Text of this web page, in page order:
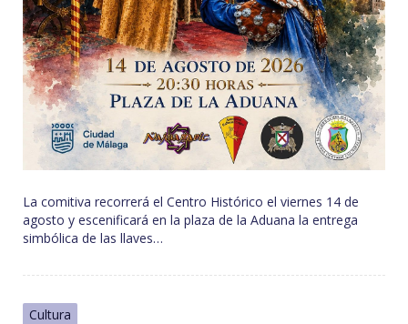
La comitiva recorrerá el Centro Histórico el viernes 14 de
agosto y escenificará en la plaza de la Aduana la entrega
simbólica de las llaves…
Cultura